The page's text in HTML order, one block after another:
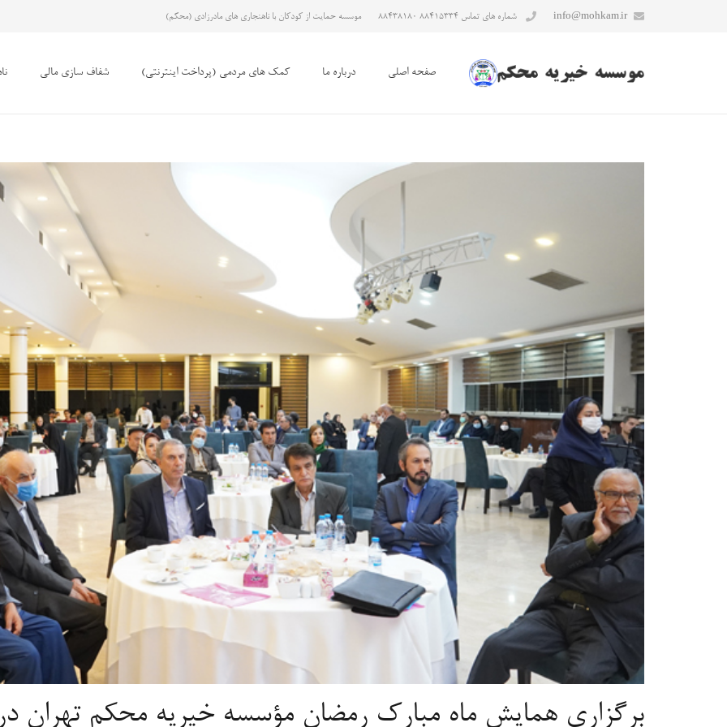
info@mohkam.ir شماره های تماس ۸۸۴۱۵۳۳۴ ۸۸۴۳۸۱۸۰ موسسه حمایت از کودکان با ناهنجاری های مادرزادی (محکم)
صفحه اصلی درباره ما کمک های مردمی (پرداخت اینترنتی) شفاف سازی مالی
برگزاری همایش ماه مبارک رمضان مؤسسه خیریه محکم تهران در 7 اردیبهشت